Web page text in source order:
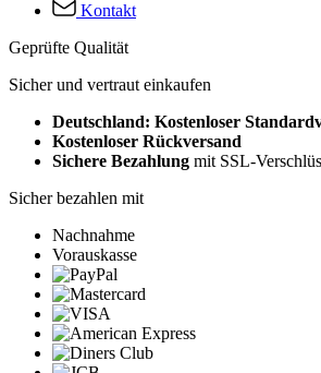
Kontakt
Geprüfte Qualität
Sicher und vertraut einkaufen
Deutschland: Kostenloser
Kostenloser Rückversand
Sichere Bezahlung mit SSL-
Sicher bezahlen mit
Nachnahme
Vorauskasse